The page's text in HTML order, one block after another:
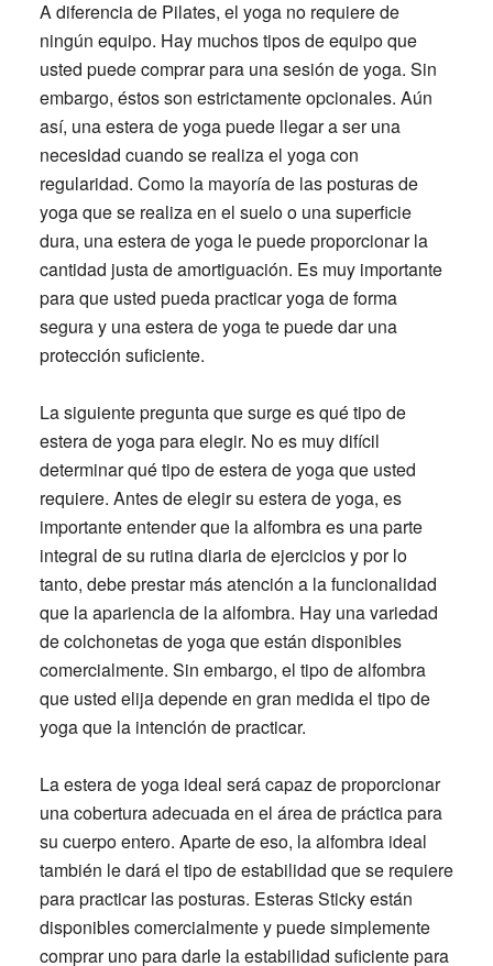
A diferencia de Pilates, el yoga no requiere de
ningún equipo. Hay muchos tipos de equipo que
usted puede comprar para una sesión de yoga. Sin
embargo, éstos son estrictamente opcionales. Aún
así, una estera de yoga puede llegar a ser una
necesidad cuando se realiza el yoga con
regularidad. Como la mayoría de las posturas de
yoga que se realiza en el suelo o una superficie
dura, una estera de yoga le puede proporcionar la
cantidad justa de amortiguación. Es muy importante
para que usted pueda practicar yoga de forma
segura y una estera de yoga te puede dar una
protección suficiente.
La siguiente pregunta que surge es qué tipo de
estera de yoga para elegir. No es muy difícil
determinar qué tipo de estera de yoga que usted
requiere. Antes de elegir su estera de yoga, es
importante entender que la alfombra es una parte
integral de su rutina diaria de ejercicios y por lo
tanto, debe prestar más atención a la funcionalidad
que la apariencia de la alfombra. Hay una variedad
de colchonetas de yoga que están disponibles
comercialmente. Sin embargo, el tipo de alfombra
que usted elija depende en gran medida el tipo de
yoga que la intención de practicar.
La estera de yoga ideal será capaz de proporcionar
una cobertura adecuada en el área de práctica para
su cuerpo entero. Aparte de eso, la alfombra ideal
también le dará el tipo de estabilidad que se requiere
para practicar las posturas. Esteras Sticky están
disponibles comercialmente y puede simplemente
comprar uno para darle la estabilidad suficiente para